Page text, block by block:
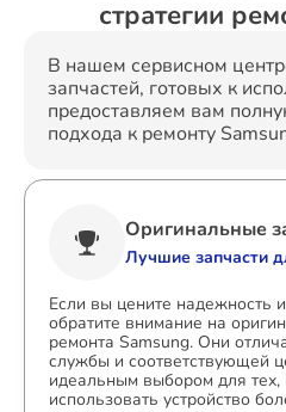
стратегии
В нашем сервисном
запчастей, готовых к
предоставляем вам
подхода к ремонту
Оригинальные
Лучшие запчасти
Если вы цените надежность
обратите внимание на
ремонта Samsung. Они
службы и соответствующей
идеальным выбором для тех,
использовать устройство